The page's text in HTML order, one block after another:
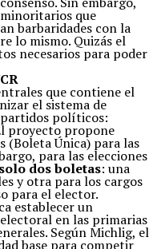
que
barbaridades con la
lo mismo. Quizás el
necesarios para poder
que contiene el
el sistema de
políticos:
proyecto propone
(Boleta Única) para las
para las elecciones
dos boletas: una
y otra para los cargos
para el elector.
establecer un
en las primarias
Según Michlig, el
base para competir